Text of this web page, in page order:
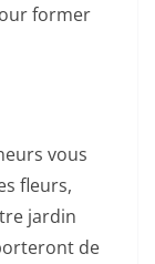
former
vous
fleurs,
jardin
de